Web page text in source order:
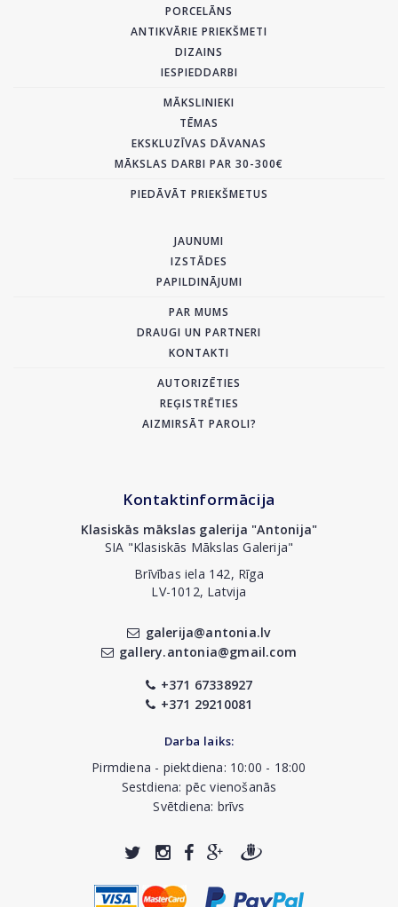
PORCELĀNS
ANTIKVĀRIE PRIEKŠMETI
DIZAINS
IESPIEDDARBI
MĀKSLINIEKI
TĒMAS
EKSKLUZĪVAS DĀVANAS
MĀKSLAS DARBI PAR 30-300€
PIEDĀVĀT PRIEKŠMETUS
JAUNUMI
IZSTĀDES
PAPILDINĀJUMI
PAR MUMS
DRAUGI UN PARTNERI
KONTAKTI
AUTORIZĒTIES
REĢISTRĒTIES
AIZMIRSĀT PAROLI?
Kontaktinformācija
Klasiskās mākslas galerija "Antonija"
SIA "Klasiskās Mākslas Galerija"
Brīvības iela 142, Rīga
LV-1012, Latvija
galerija@antonia.lv
gallery.antonia@gmail.com
+371 67338927
+371 29210081
Darba laiks:
Pirmdiena - piektdiena: 10:00 - 18:00
Sestdiena: pēc vienošanās
Svētdiena: brīvs